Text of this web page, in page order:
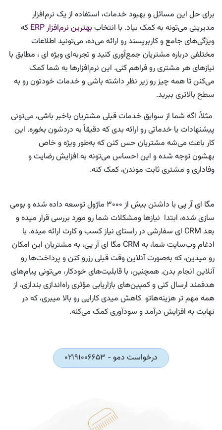
برای حل این مسائل و بهبود خدمات، استفاده از یک نرم‌افزار
مدیریتی می‌تونه به کمک بیاد. با انتخاب بهترین نرم‌افزار ERP
که
ویژگی‌های جامع و کاربرپسند رو ارائه می‌ده، می‌تونید اطلاعات
مختلفی درباره مشتریان جمع‌آوری کنید و تجربه‌ای ویژه ای ، مطابق با
نیازهای هر مشتری رو فراهم کنی. این نرم‌افزارها به شما کمک
می‌کنن تا همه چیز رو زیر نظر داشته باشی و خدمات خودتون رو به
سطح بالاتری ببرید.
مثلاً، اگه شما از سوابق خدمات قبلی مشتریان باخبر باشی، می‌تونی
پیشنهادات یا خدماتی رو ارائه بدی که دقیقاً به دردشون بخوره. این
کار باعث می‌شه مشتریان حس کنن که به‌طور ویژه و خاص
بهشون توجه شده و این احساس می‌تونه به افزایش رضایت و
وفاداری و مشتری ثابت موندن، کمک کنه.
مگا ای آر پی با داشتن بیش از 3000 ماژول توسعه داده شده و بومی
سازی شده، ابتدا نیازها ومشکلات شما رو مورد بررسی قرار میده و
بعد CRM ای سفارشی در راستای نیاز کسب و کارت ارائه میده. با
ادغام وب‌سایت شما، به CRM مگا ای آر پی، به مشتریان این امکان
رو میدین، که به‌صورت آنلاین وقت قبلی رزرو کنن و پرداخت‌ها رو
آنلاین انجام بدن. همچنین، با قابلیت‌های خودکار، می‌تونی پیام‌های
هدفمند ارسال کنی و کمپین‌های بازاریابی مؤثری راه‌اندازی بندازی، از
همه مهم تر هزینه‌هاتو کاهش میدی کارایی رو بالا میبری، که در
نهایت به افزایش درآمد و سودآوری کمک می‌کنه.
درخواست دمو - 02191006653​​​​